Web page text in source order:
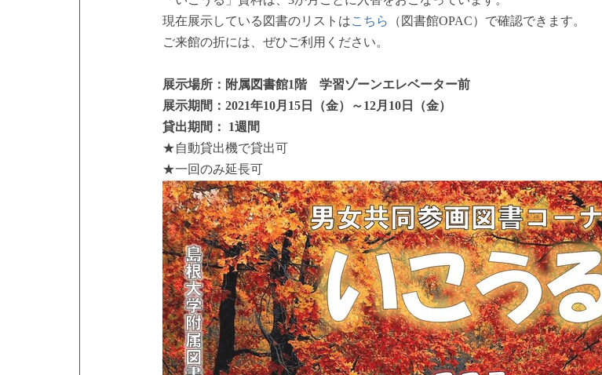
現在展示している図書のリストはこちら
（図書館OPAC）で確認できます。
ご来館の折には、ぜひご利用ください。
展示場所：附属図書館1階 学習ゾーンエレベーター前
展示期間：2021年10月15日（金）～12月10日（金）
貸出期間： 1週間
★自動貸出機で貸出可
★一回のみ延長可